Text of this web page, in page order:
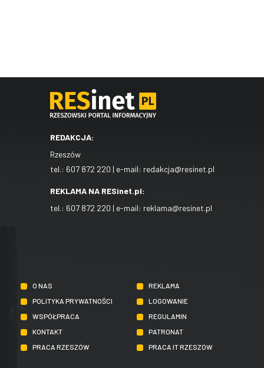
REDAKCJA:
Rzeszów
tel.: 607 872 220 | e-mail: redakcja@resinet.pl
REKLAMA NA RESinet.pl:
tel.: 607 872 220 | e-mail: reklama@resinet.pl
O NAS
REKLAMA
POLITYKA PRYWATNOŚCI
LOGOWANIE
WSPÓŁPRACA
REGULAMIN
KONTAKT
PATRONAT
PRACA RZESZÓW
PRACA IT RZESZÓW